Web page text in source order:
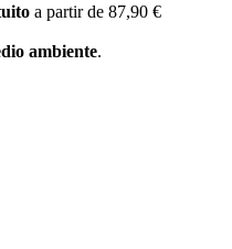
a partir de 87,90 €
ambiente.